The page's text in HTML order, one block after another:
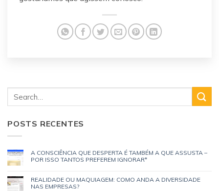
POSTS RECENTES
A CONSCIÊNCIA QUE DESPERTA É TAMBÉM A QUE ASSUSTA –
POR ISSO TANTOS PREFEREM IGNORAR*
REALIDADE OU MAQUIAGEM: COMO ANDA A DIVERSIDADE
NAS EMPRESAS?